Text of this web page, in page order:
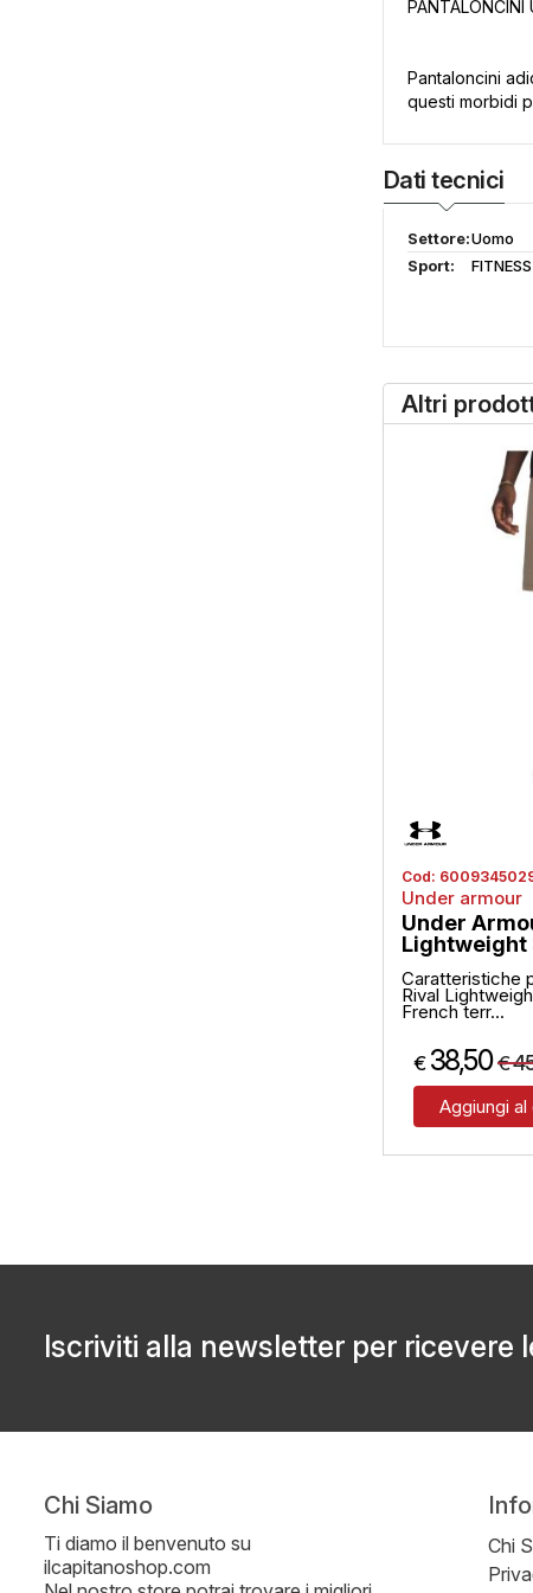
PANTALONCINI
Pantaloncini
questi morbidi
Dati tecnici
Settore:Uomo
Sport:
FITNESS
Altri
Cod:
Under armour
Under
Lightweight
Caratteristiche
Rival
French terr...
€ 38,50 €
Aggiungi al
Iscriviti alla newsletter per ricevere
Chi Siamo
Ti diamo il benvenuto su
ilcapitanoshop.com
Chi